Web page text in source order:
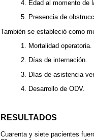
4. Edad al momento de
5. Presencia de
También se estableció como
1. Mortalidad operatoria.
2. Días de internación.
3. Días de asistencia
4. Desarrollo de ODV.
RESULTADOS
Cuarenta y siete pacientes